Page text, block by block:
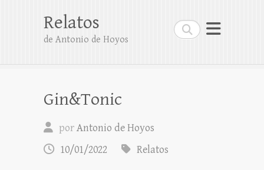
Buscar
Relatos
de Antonio de Hoyos
Gin&Tonic
porAntonio de Hoyos
10/01/2022
Relatos